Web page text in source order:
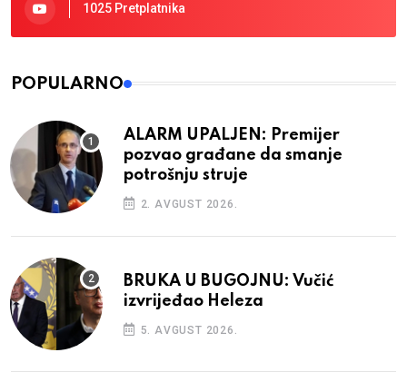
1025 Pretplatnika
POPULARNO
ALARM UPALJEN: Premijer
pozvao građane da smanje
potrošnju struje
2. AVGUST 2026.
BRUKA U BUGOJNU: Vučić
izvrijeđao Heleza
5. AVGUST 2026.